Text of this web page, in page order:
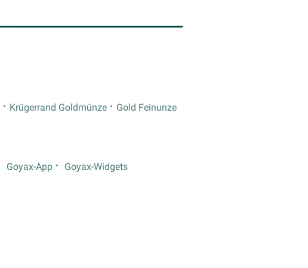
Krügerrand Goldmünze
Gold Feinunze
Goyax-App Goyax-Widgets